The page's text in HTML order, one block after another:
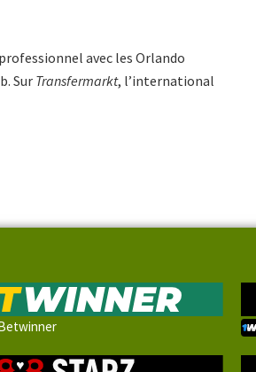
avec les Orlando
SurTransfermarkt, l’international